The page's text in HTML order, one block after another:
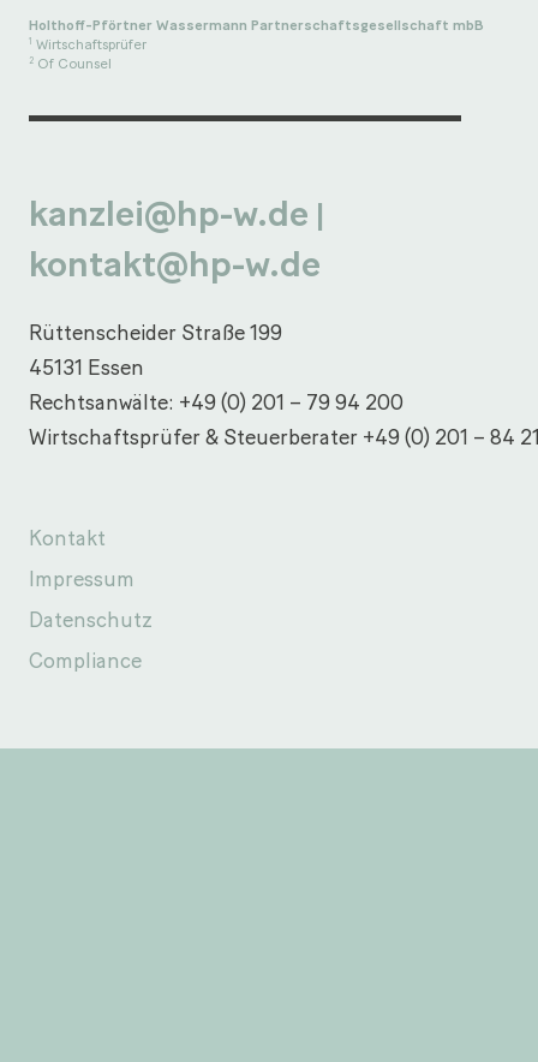
Holthoff-Pförtner Wassermann Partnerschaftsgesellschaft mbB
1 Wirtschaftsprüfer
2 Of Counsel
kanzlei@hp-w.de |
kontakt@hp-w.de
Rüttenscheider Straße 199
45131 Essen
Rechtsanwälte: +49 (0) 201 – 79 94 200
Wirtschaftsprüfer & Steuerberater +49 (0) 201 – 84
Kontakt
Impressum
Datenschutz
Compliance